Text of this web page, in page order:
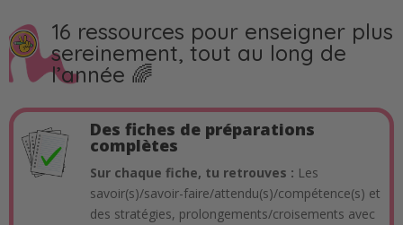
16 ressources pour enseigner plus
sereinement, tout au long de
l’année 🌈
Des fiches de préparations
complètes
Sur chaque fiche, tu retrouves : Les
savoir(s)/savoir-faire/attendu(s)/compétence(s) et
des stratégies, prolongements/croisements avec